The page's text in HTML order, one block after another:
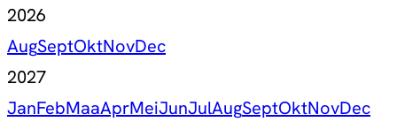
2026
AugSeptOktNovDec
2027
JanFebMaaAprMeiJunJulAugSeptOktNovDec